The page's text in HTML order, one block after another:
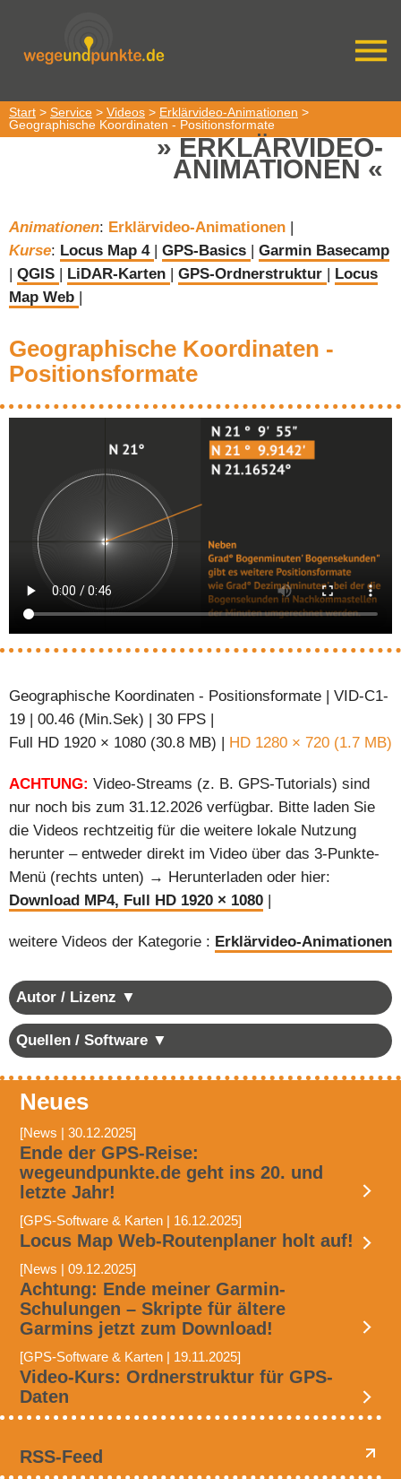
Start > Service > Videos > Erklärvideo-Animationen >
Geographische Koordinaten - Positionsformate
ERKLÄRVIDEO-
ANIMATIONEN
Animationen: Erklärvideo-Animationen |
Kurse: Locus Map 4 | GPS-Basics | Garmin Basecamp
| QGIS | LiDAR-Karten | GPS-Ordnerstruktur | Locus
Map Web |
Geographische Koordinaten -
Positionsformate
Geographische Koordinaten - Positionsformate | VID-C1-
19 | 00.46 (Min.Sek) | 30 FPS |
Full HD 1920 × 1080 (30.8 MB) | HD 1280 × 720 (1.7 MB)
ACHTUNG: Video-Streams (z. B. GPS-Tutorials) sind
nur noch bis zum 31.12.2026 verfügbar. Bitte laden Sie
die Videos rechtzeitig für die weitere lokale Nutzung
herunter – entweder direkt im Video über das 3-Punkte-
Menü (rechts unten) → Herunterladen oder hier:
Download MP4, Full HD 1920 × 1080 |
weitere Videos der Kategorie : Erklärvideo-Animationen
Autor / Lizenz ▼
Quellen / Software ▼
Neues
[News | 30.12.2025]
Ende der GPS-Reise:
wegeundpunkte.de geht ins 20. und
letzte Jahr!
[GPS-Software & Karten | 16.12.2025]
Locus Map Web-Routenplaner holt auf!
[News | 09.12.2025]
Achtung: Ende meiner Garmin-
Schulungen – Skripte für ältere
Garmins jetzt zum Download!
[GPS-Software & Karten | 19.11.2025]
Video-Kurs: Ordnerstruktur für GPS-
Daten
RSS-Feed